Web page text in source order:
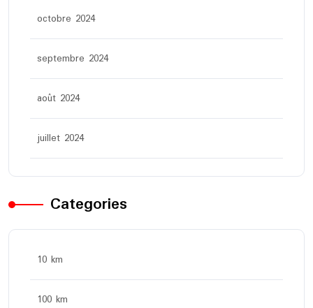
octobre 2024
septembre 2024
août 2024
juillet 2024
Categories
10 km
100 km